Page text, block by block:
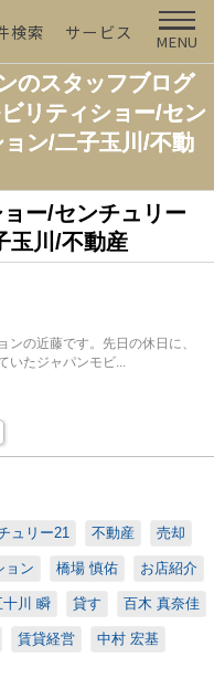
検索 サービス MENU
のスタッフブログ
リティショー/セン
ン/二子玉川/不動
ー/センチュリー
玉川/不動産
ンの近藤です。先日の休日に、
いたジャパンモビ...
ュリー21 不動産 売却
ョン 橋場 慎佑 お店紹介
十川 瞬 貸す 百木 真奈佳
賃貸経営 中村 宏基